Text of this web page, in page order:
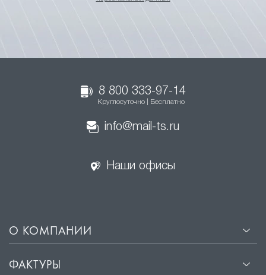
8 800 333-97-14
Круглосуточно | Бесплатно
info@mail-ts.ru
Наши офисы
О КОМПАНИИ
ФАКТУРЫ